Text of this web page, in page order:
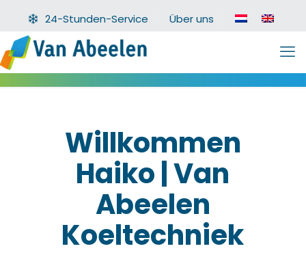
24-Stunden-Service Über uns
Willkommen
Haiko | Van
Abeelen
Koeltechniek